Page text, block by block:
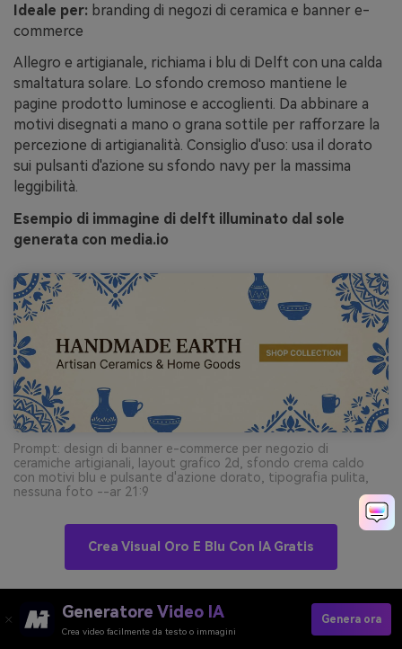
Ideale per: branding di negozi di ceramica e banner e-
commerce
Allegro e artigianale, richiama i blu di Delft con una calda
smaltatura solare. Lo sfondo cremoso mantiene le
pagine prodotto luminose e accoglienti. Da abbinare a
motivi disegnati a mano o grana sottile per rafforzare la
percezione di artigianalità. Consiglio d'uso: usa il dorato
sui pulsanti d'azione su sfondo navy per la massima
leggibilità.
Esempio di immagine di delft illuminato dal sole
generata con media.io
Prompt: design di banner e-commerce per negozio di
ceramiche artigianali, layout grafico 2d, sfondo crema caldo
con motivi blu e pulsante d'azione dorato, tipografia pulita,
nessuna foto --ar 21:9
Crea Visual Oro E Blu Con IA Gratis
11) Aurora Trophy
Generatore Video IA
Crea video facilmente da testo o immagini
Genera ora